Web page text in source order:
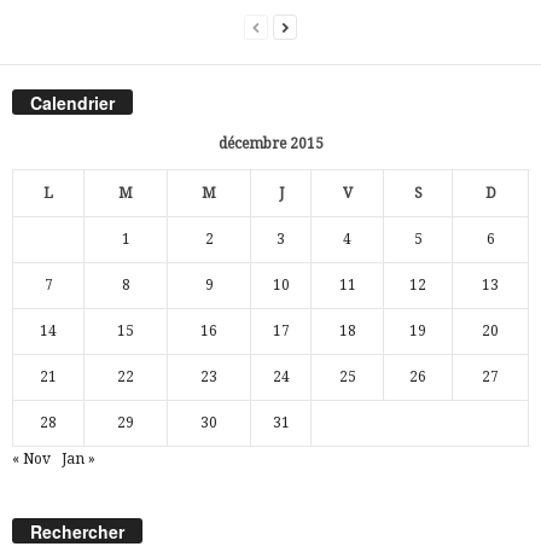
Calendrier
décembre 2015
L M M J V S D
1 2 3 4 5 6
7 8 9 10 11 12 13
14 15 16 17 18 19 20
21 22 23 24 25 26 27
28 29 30 31
« Nov Jan »
Rechercher